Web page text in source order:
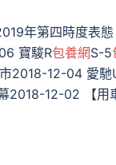
年第四時度表
寶駿R包養網S-5
2018-12-04 愛
2018-12-02 【